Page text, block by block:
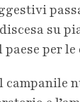
su
paese per
campanile